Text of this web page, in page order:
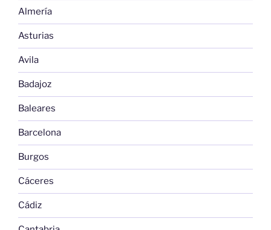
Almería
Asturias
Avila
Badajoz
Baleares
Barcelona
Burgos
Cáceres
Cádiz